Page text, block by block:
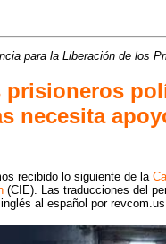
para la Liberación de los
prisioneros
necesita
recibido lo siguiente de la
(CIE). Las traducciones del
al español por